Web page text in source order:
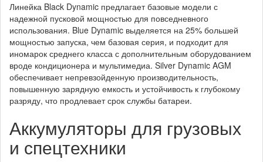
Линейка Black Dynamic предлагает базовые модели с
надежной пусковой мощностью для повседневного
использования. Blue Dynamic выделяется на 25% большей
мощностью запуска, чем базовая серия, и подходит для
иномарок среднего класса с дополнительным оборудованием
вроде кондиционера и мультимедиа. Silver Dynamic AGM
обеспечивает непревзойденную производительность,
повышенную зарядную емкость и устойчивость к глубокому
разряду, что продлевает срок службы батареи.
Аккумуляторы для грузовых
и спецтехники